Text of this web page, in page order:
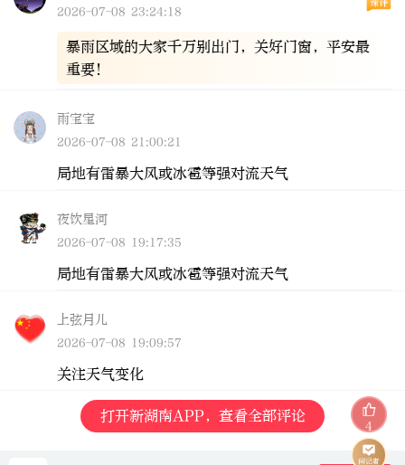
2026-07-08 23:24:18
暴雨区域的大家千万别出门，关好门窗，平安最
重要！
雨宝宝
2026-07-08 21:00:21
局地有雷暴大风或冰雹等强对流天气
夜饮星河
2026-07-08 19:17:35
局地有雷暴大风或冰雹等强对流天气
上弦月儿
2026-07-08 19:09:57
关注天气变化
打开新湖南APP，查看全部评论
4